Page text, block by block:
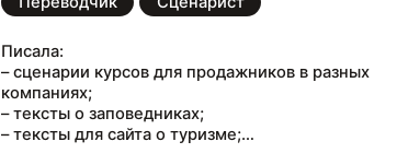
Писала:
– сценарии курсов для продажников в разных
компаниях;
– тексты о заповедниках;
– тексты для сайта о туризме;